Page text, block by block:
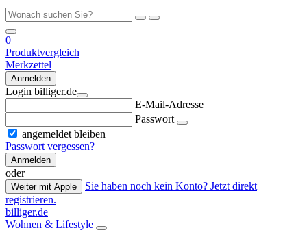
0
Produktvergleich
Merkzettel
Anmelden
Login billiger.de
E-Mail-Adresse
Passwort
angemeldet bleiben
Passwort vergessen?
Anmelden
oder
Weiter mit Apple
Sie haben noch kein Konto? Jetzt direkt
registrieren.
billiger.de
Wohnen & Lifestyle